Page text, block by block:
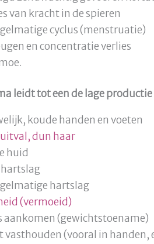
van kracht in de spieren
cyclus (menstruatie)
en concentratie verlies
leidt tot een de lage
koude handen en voeten
dun haar
huid
hartslag
hartslag
(vermoeid)
aankomen (gewichtstoename)
vasthouden (vooral in handen,